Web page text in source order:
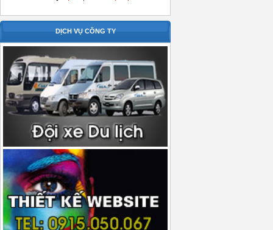
DỊCH VỤ CÔNG TY